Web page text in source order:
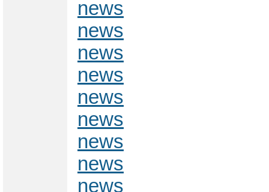
news
news
news
news
news
news
news
news
news